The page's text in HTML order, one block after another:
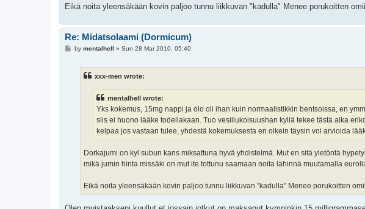
Eikä noita yleensäkään kovin paljoo tunnu liikkuvan "kadulla" Menee porukoitten
Re: Midatsolaami (Dormicum)
Pby mentalhell » Sun 28 Mar 2010, 05:40
xxx-men wrote:
mentalhell wrote:
Yks kokemus, 15mg nappi ja olo oli ihan kuin normaalistikkin bentsoissa, en
siis ei huono lääke todellakaan. Tuo vesiliukoisuushan kyllä tekee tästä aika
kelpaa jos vastaan tulee, yhdestä kokemuksesta en oikein täysin voi arvioida
Dorkajumi on kyl subun kans miksattuna hyvä yhdistelmä. Mut en sitä yletöntä
mikä jumin hinta missäki on mut ite tottunu saamaan noita lähinnä muutamalla
Eikä noita yleensäkään kovin paljoo tunnu liikkuvan "kadulla" Menee porukoitten